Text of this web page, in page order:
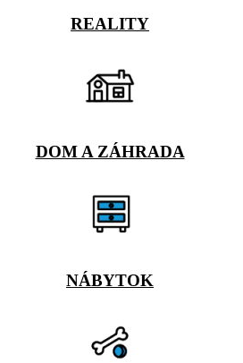
REALITY
DOM A ZÁHRADA
NÁBYTOK